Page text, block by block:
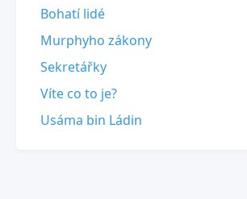
Bohatí lidé
Murphyho zákony
Sekretářky
Víte co to je?
Usáma bin Ládin